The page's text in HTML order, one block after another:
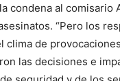
condena al comisario
“Pero los
de
las decisiones e